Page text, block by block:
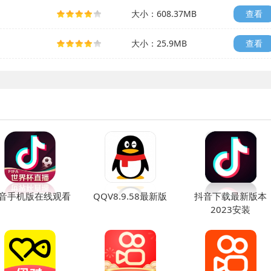
大小：608.37MB 查看
大小：25.9MB 查看
手机版在线观看 QQV8.9.58最新版
抖音下载最新版本
2023安装